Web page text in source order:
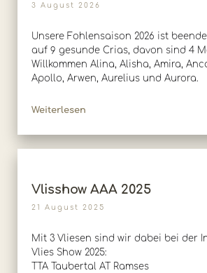
3 August 2026
Unsere Fohlensaison 2026 ist
auf 9 gesunde Crias, davon sind 4
Willkommen Alina, Alisha, Amira,
Apollo, Arwen, Aurelius und Aurora.
Weiterlesen
Vlisshow AAA 2025
21 August 2025
Mit 3 Vliesen sind wir dabei bei der
Vlies Show 2025:
TTA Taubertal AT Ramses